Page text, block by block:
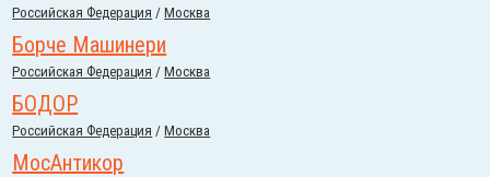
Российcкая Федерация /Москва
Борче Машинери
Российcкая Федерация /Москва
БОДОР
Российcкая Федерация /Москва
МосАнтикор